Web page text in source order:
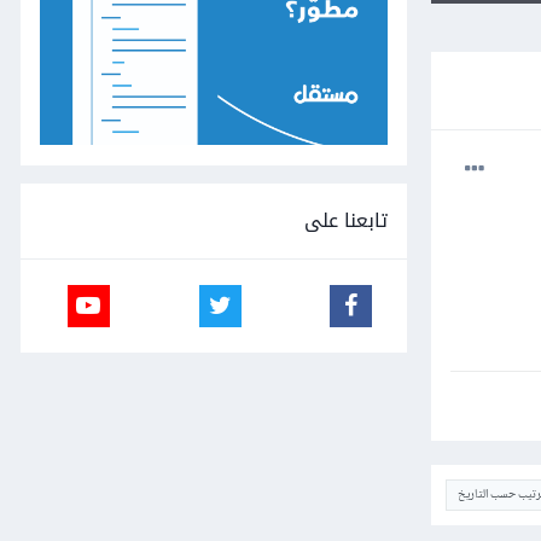
حسب التاريخ
تابعنا على